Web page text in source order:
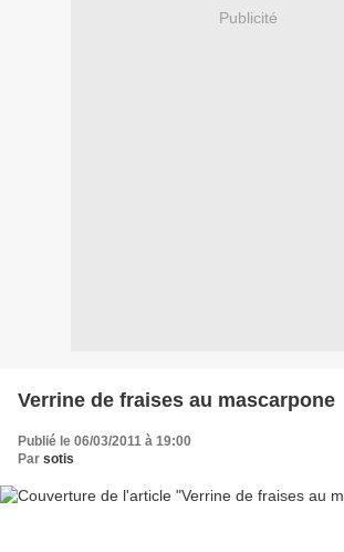
Publicité
Verrine de fraises au mascarpone
Publié le 06/03/2011 à 19:00
Par sotis